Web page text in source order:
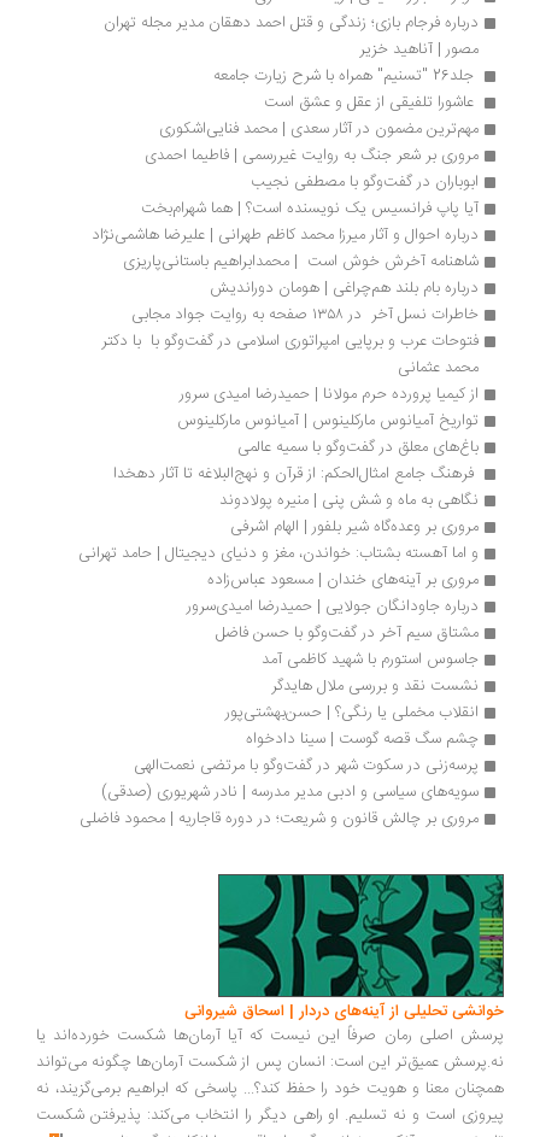
درباره فرجام بازی؛ زندگی و قتل احمد دهقان مدیر مجله تهران
مصور | آناهید خزیر
جلد26 "تسنیم" همراه با شرح زیارت جامعه
عاشورا تلفیقی از عقل و عشق است
مهم‌ترین مضمون در آثار سعدی | محمد فنایی‌اشکوری
مروری بر شعر جنگ به روایت غیررسمی | فاطیما احمدی
ابوباران در گفت‌وگو با مصطفی نجیب
آیا پاپ فرانسیس یک نویسنده است؟ | هما شهرام‌بخت
درباره احوال و آثار میرزا محمد کاظم طهرانی | علیرضا هاشمی‌نژاد
شاهنامه آخرش خوش است  | محمدابراهیم باستانی‌پاریزی
درباره بام بلند هم‌چراغی | هومان دوراندیش
خاطرات نسل آخر  در ۱۳۵۸ صفحه به روایت جواد مجابی
محمد عثمانی
از کیمیا پرورده حرم مولانا | حمیدرضا امیدی‌ سرور
تواریخ آمیانوس مارکلینوس | آمیانوس مارکلینوس
باغ‌های معلق در گفت‌وگو با سمیه عالمی
فرهنگ جامع امثال‎الحکم: از قرآن و نهج‎البلاغه تا آثار دهخدا
نگاهی به ماه و شش پنی | منیره پولادوند
مروری بر وعده‌گاه شیر بلفور | الهام اشرفی
و اما آهسته بشتاب: خواندن، مغز و دنیای دیجیتال | حامد تهرانی
مروری بر آینه‌های خندان | مسعود عباس‌زاده
درباره جاودانگان جولایی | حمیدرضا امیدی‌سرور
مشتاق سیم آخر در گفت‌وگو با حسن فاضل
جاسوس استورم با شهید کاظمی آمد
نشست نقد و بررسی ملال هایدگر
انقلاب مخملی یا ‌رنگی؟ | حسن‌بهشتی‌پور
چشم سگ قصه گوست | سینا دادخواه
پرسه‌زنی در سکوت شهر در گفت‌وگو با مرتضی نعمت‌الهی
سویه‌های سیاسی و ادبی مدیر مدرسه | نادر شهریوری (صدقی)
مروری بر چالش قانون و شریعت؛ در دوره قاجاریه | محمود فاضلی
تحلیلی از آینه‌های دردار | اسحاق شیروانی
اصلی رمان صرفاً این نیست که آیا آرمان‌ها شکست خورده‌اند یا
عمیق‌تر این است: انسان پس از شکست آرمان‌ها چگونه می‌تواند
معنا و هویت خود را حفظ کند؟... پاسخی که ابراهیم برمی‌گزیند، نه
است و نه تسلیم. او راهی دیگر را انتخاب می‌کند: پذیرفتن شکست